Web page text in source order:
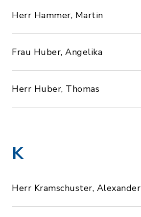
Herr Hammer, Martin
Frau Huber, Angelika
Herr Huber, Thomas
K
Herr Kramschuster, Alexander